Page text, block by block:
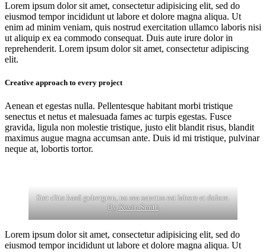
Lorem ipsum dolor sit amet, consectetur adipisicing elit, sed do
eiusmod tempor incididunt ut labore et dolore magna aliqua. Ut
enim ad minim veniam, quis nostrud exercitation ullamco laboris nisi
ut aliquip ex ea commodo consequat. Duis aute irure dolor in
reprehenderit. Lorem ipsum dolor sit amet, consectetur adipiscing
elit.
Creative approach to every project
Aenean et egestas nulla. Pellentesque habitant morbi tristique
senectus et netus et malesuada fames ac turpis egestas. Fusce
gravida, ligula non molestie tristique, justo elit blandit risus, blandit
maximus augue magna accumsan ante. Duis id mi tristique, pulvinar
neque at, lobortis tortor.
Stet clita kasd gubergren, no sea sanctus est labore et dolore.
ByKevin Smith
Lorem ipsum dolor sit amet, consectetur adipisicing elit, sed do
eiusmod tempor incididunt ut labore et dolore magna aliqua. Ut